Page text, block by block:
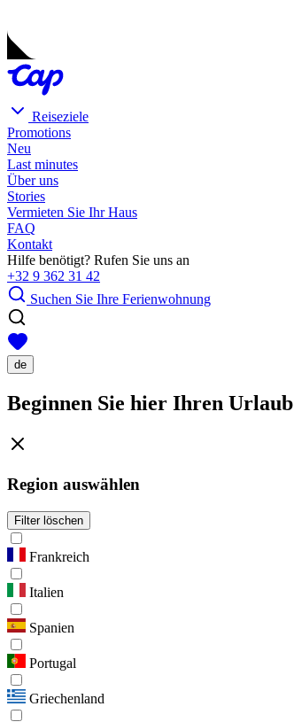
Reiseziele
Promotions
Neu
Last minutes
Über uns
Stories
Vermieten Sie Ihr Haus
FAQ
Kontakt
Hilfe benötigt? Rufen Sie uns an
+32 9 362 31 42
Suchen Sie Ihre Ferienwohnung
de
Beginnen Sie hier Ihren Urlaub
Region auswählen
Filter löschen
Frankreich
Italien
Spanien
Portugal
Griechenland